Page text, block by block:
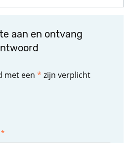
aan en ontvang
met een * zijn verplicht